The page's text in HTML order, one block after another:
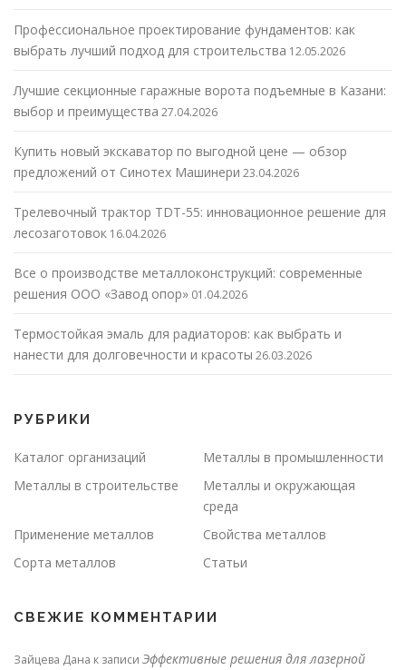
Профессиональное проектирование фундаментов: как
выбрать лучший подход для строительства 12.05.2026
Лучшие секционные гаражные ворота подъемные в Казани:
выбор и преимущества 27.04.2026
Купить новый экскаватор по выгодной цене — обзор
предложений от Синотех Машинери 23.04.2026
Трелевочный трактор TDT-55: инновационное решение для
лесозаготовок 16.04.2026
Все о производстве металлоконструкций: современные
решения ООО «Завод опор» 01.04.2026
Термостойкая эмаль для радиаторов: как выбрать и
нанести для долговечности и красоты 26.03.2026
РУБРИКИ
Каталог организаций
Металлы в промышленности
Металлы в строительстве
Металлы и окружающая
среда
Применение металлов
Свойства металлов
Сорта металлов
Статьи
СВЕЖИЕ КОММЕНТАРИИ
Зайцева Дана к записи Эффективные решения для лазерной